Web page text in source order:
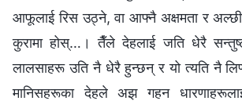
आफूलाई रिस उठ्ने, वा आफ्नै अक्षमता र
कुरामा होस्…। तैँले देहलाई जति धेरै
लालसाहरू उति नै धेरै हुन्छन् र यो त्यति नै
मानिसहरूका देहले अझ गहन